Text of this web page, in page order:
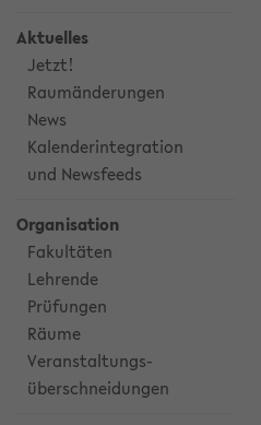
Aktuelles
Jetzt!
Raumänderungen
News
Kalenderintegration
und Newsfeeds
Organisation
Fakultäten
Lehrende
Prüfungen
Räume
Veranstaltungs-
überschneidungen